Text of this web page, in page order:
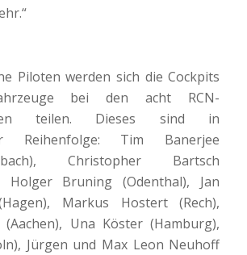
Piloten werden sich die Cockpits
bei den acht RCN-
teilen. Dieses sind in
Reihenfolge: Tim Banerjee
Christopher Bartsch
Holger Bruning (Odenthal), Jan
Markus Hostert (Rech),
Una Köster (Hamburg),
Jürgen und Max Leon Neuhoff